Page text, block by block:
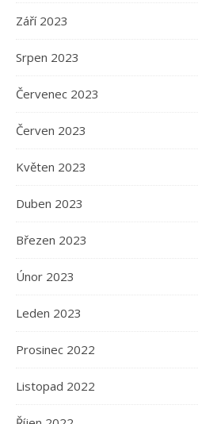
Září 2023
Srpen 2023
Červenec 2023
Červen 2023
Květen 2023
Duben 2023
Březen 2023
Únor 2023
Leden 2023
Prosinec 2022
Listopad 2022